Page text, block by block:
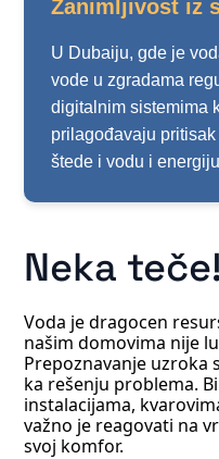
Zanimljivost iz
U Dubaiju, gde je
vode u zgradama
digitalnim sistemima
prilagođavaju
štede i vodu i
Neka teče!
Voda je dragocen
našim domovima nije
Prepoznavanje uzroka
ka rešenju problema.
instalacijama,
važno je reagovati na
svoj komfor.